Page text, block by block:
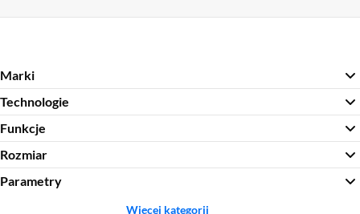
Marki
Technologie
Funkcje
Rozmiar
Parametry
Więcej kategorii